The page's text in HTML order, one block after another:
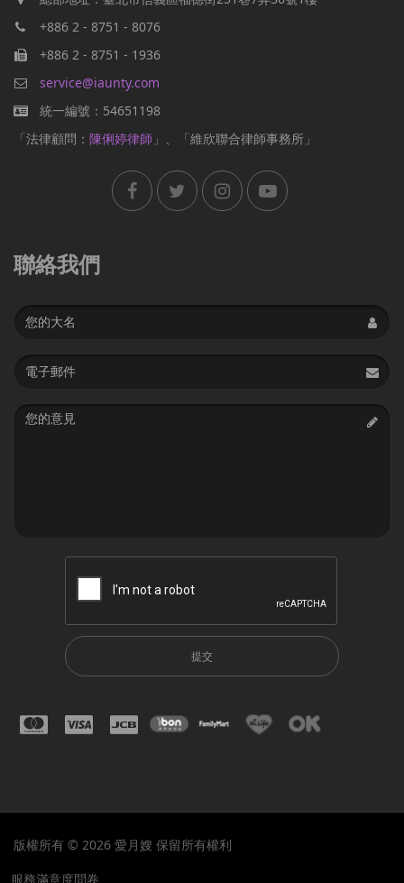
+886 2 - 8751 - 8076
+886 2 - 8751 - 1936
service@iaunty.com
統一編號：54651198
「法律顧問： 陳俐婷律師 」、「維欣聯合律師事務所」
聯絡我們
Name
Email
address
Message
提交
版權所有 © 2026 愛月嫂 保留所有權利
服務滿意度問卷